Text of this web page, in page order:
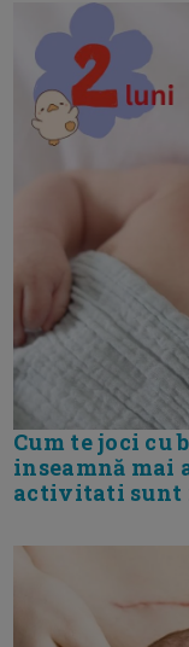
Cum te joci cu
inseamnă mai
activitati sunt